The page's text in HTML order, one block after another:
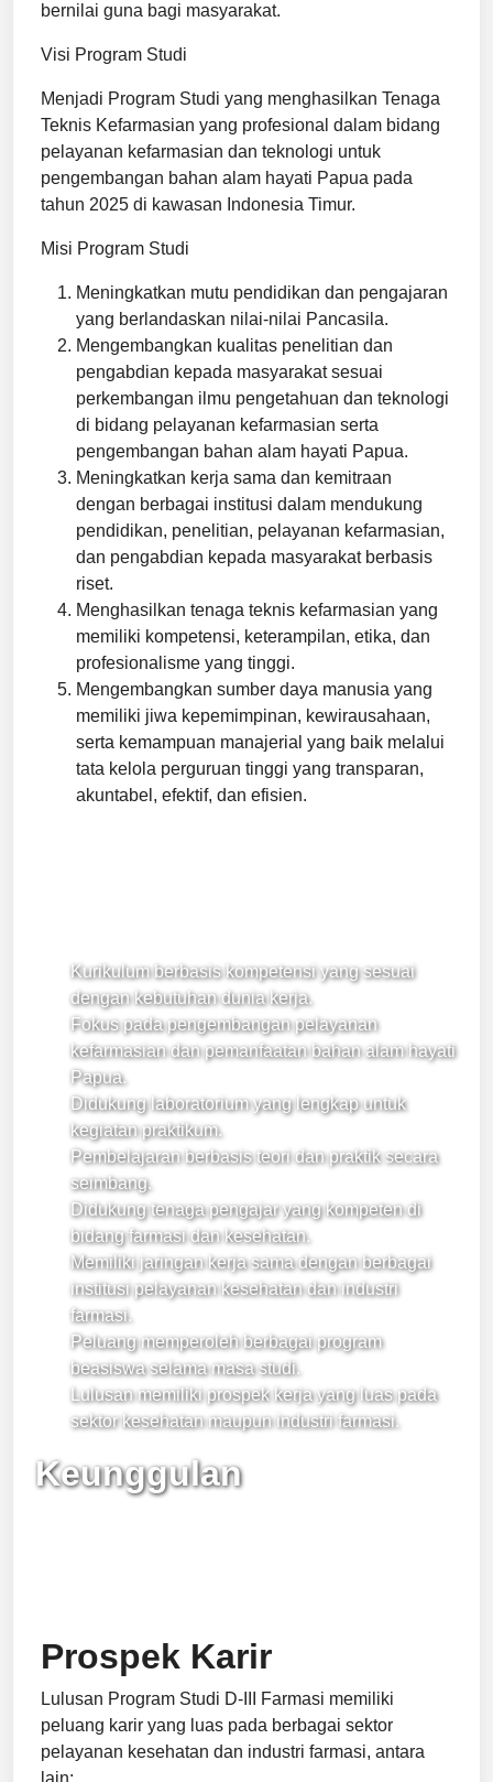
bernilai guna bagi masyarakat.
Visi Program Studi
Menjadi Program Studi yang menghasilkan Tenaga
Teknis Kefarmasian yang profesional dalam bidang
pelayanan kefarmasian dan teknologi untuk
pengembangan bahan alam hayati Papua pada
tahun 2025 di kawasan Indonesia Timur.
Misi Program Studi
Meningkatkan mutu pendidikan dan pengajaran
yang berlandaskan nilai-nilai Pancasila.
Mengembangkan kualitas penelitian dan
pengabdian kepada masyarakat sesuai
perkembangan ilmu pengetahuan dan teknologi
di bidang pelayanan kefarmasian serta
pengembangan bahan alam hayati Papua.
Meningkatkan kerja sama dan kemitraan
dengan berbagai institusi dalam mendukung
pendidikan, penelitian, pelayanan kefarmasian,
dan pengabdian kepada masyarakat berbasis
riset.
Menghasilkan tenaga teknis kefarmasian yang
memiliki kompetensi, keterampilan, etika, dan
profesionalisme yang tinggi.
Mengembangkan sumber daya manusia yang
memiliki jiwa kepemimpinan, kewirausahaan,
serta kemampuan manajerial yang baik melalui
tata kelola perguruan tinggi yang transparan,
akuntabel, efektif, dan efisien.
Kurikulum berbasis kompetensi yang sesuai
dengan kebutuhan dunia kerja.
Fokus pada pengembangan pelayanan
kefarmasian dan pemanfaatan bahan alam hayati
Papua.
Didukung laboratorium yang lengkap untuk
kegiatan praktikum.
Pembelajaran berbasis teori dan praktik secara
seimbang.
Didukung tenaga pengajar yang kompeten di
bidang farmasi dan kesehatan.
Memiliki jaringan kerja sama dengan berbagai
institusi pelayanan kesehatan dan industri
farmasi.
Peluang memperoleh berbagai program
beasiswa selama masa studi.
Lulusan memiliki prospek kerja yang luas pada
sektor kesehatan maupun industri farmasi.
Keunggulan
Prospek Karir
Lulusan Program Studi D-III Farmasi memiliki
peluang karir yang luas pada berbagai sektor
pelayanan kesehatan dan industri farmasi, antara
lain: